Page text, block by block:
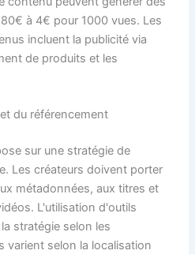
à 4€ pour 1000 vues. Les
incluent la publicité via
de produits et les
du référencement
sur une stratégie de
Les créateurs doivent porter
métadonnées, aux titres et
L'utilisation d'outils
stratégie selon les
varient selon la localisation